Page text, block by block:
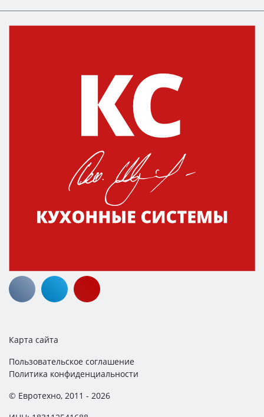
класс энергопотребления не ниже A и нужные
Карта сайта
Пользовательское соглашение
Политика конфиденциальности
© Евротехно, 2011 - 2026